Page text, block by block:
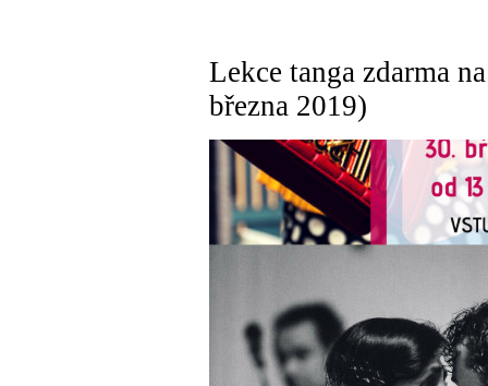
Lekce tanga zdarma
března 2019)